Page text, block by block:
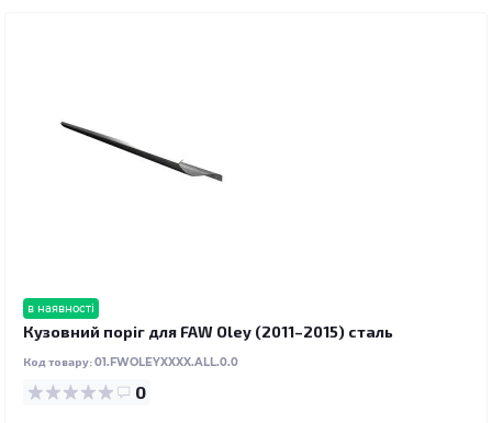
в наявності
Кузовний поріг для FAW Oley (2011–2015) сталь
Код товару:01.FWOLEYXXXX.ALL.0.0
0